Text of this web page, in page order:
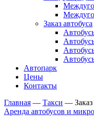
Заказ автобуса
Автопарк
Цены
Контакты
Главная — Такси —
Аренда автобусов и